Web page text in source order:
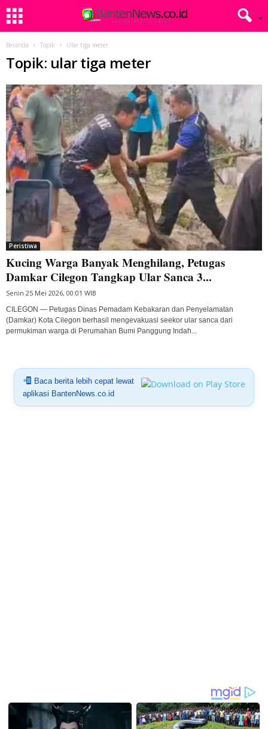
Beranda Topik Ular tiga meter
Topik: ular tiga meter
Peristiwa
Kucing Warga Banyak Menghilang, Petugas
Damkar Cilegon Tangkap Ular Sanca 3...
Senin 25 Mei 2026, 00:01 WIB
CILEGON — Petugas Dinas Pemadam Kebakaran dan Penyelamatan
(Damkar) Kota Cilegon berhasil mengevakuasi seekor ular sanca dari
permukiman warga di Perumahan Bumi Panggung Indah...
Baca berita lebih cepat lewat
aplikasi BantenNews.co.id